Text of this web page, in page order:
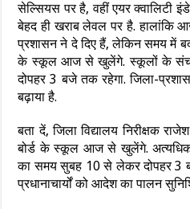
सेल्सियस पर है, वहीं एयर क्वालिटी
बेहद ही खराब लेवल पर है. हालांकि
प्रशासन ने दे दिए हैं, लेकिन समय में
के स्कूल आज से खुलेंगे. स्कूलों के
दोपहर 3 बजे तक रहेगा. जिला-
बढ़ाया है.
बता दें, जिला विद्यालय निरीक्षक
बोर्ड के स्कूल आज से खुलेंगे.
का समय सुबह 10 से लेकर दोपहर 3
प्रधानाचार्यों को आदेश का पालन